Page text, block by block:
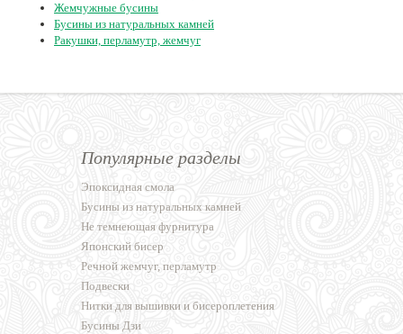
Жемчужные бусины
Бусины из натуральных камней
Ракушки, перламутр, жемчуг
Популярные разделы
Эпоксидная смола
Бусины из натуральных камней
Не темнеющая фурнитура
Японский бисер
Речной жемчуг, перламутр
Подвески
Нитки для вышивки и бисероплетения
Бусины Дзи